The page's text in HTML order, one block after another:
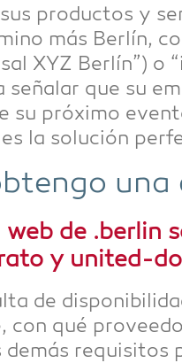
pro­duc­tos y
más Ber­lín,
XYZ Ber­lín”)
seña­lar que su
su pró­xi­mo
la solu­ción
una
web de .ber­lin
y united-
de
con qué
demás requi­si­tos